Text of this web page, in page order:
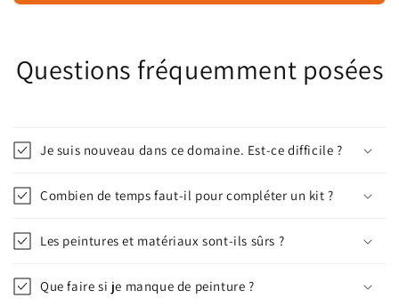
Questions fréquemment posées
Je suis nouveau dans ce domaine. Est-ce difficile ?
Combien de temps faut-il pour compléter un kit ?
Les peintures et matériaux sont-ils sûrs ?
Que faire si je manque de peinture ?